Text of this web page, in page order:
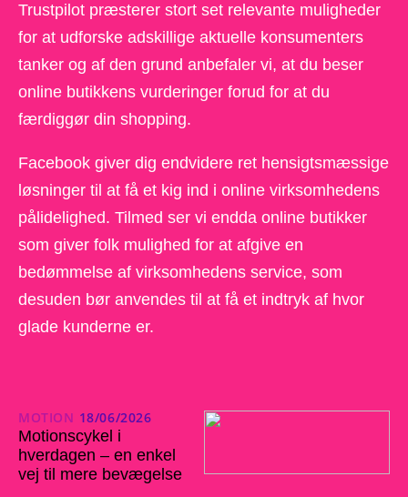
Trustpilot præsterer stort set relevante muligheder
for at udforske adskillige aktuelle konsumenters
tanker og af den grund anbefaler vi, at du beser
online butikkens vurderinger forud for at du
færdiggør din shopping.
Facebook giver dig endvidere ret hensigtsmæssige
løsninger til at få et kig ind i online virksomhedens
pålidelighed. Tilmed ser vi endda online butikker
som giver folk mulighed for at afgive en
bedømmelse af virksomhedens service, som
desuden bør anvendes til at få et indtryk af hvor
glade kunderne er.
MOTION 18/06/2026
Motionscykel i
hverdagen – en enkel
vej til mere bevægelse